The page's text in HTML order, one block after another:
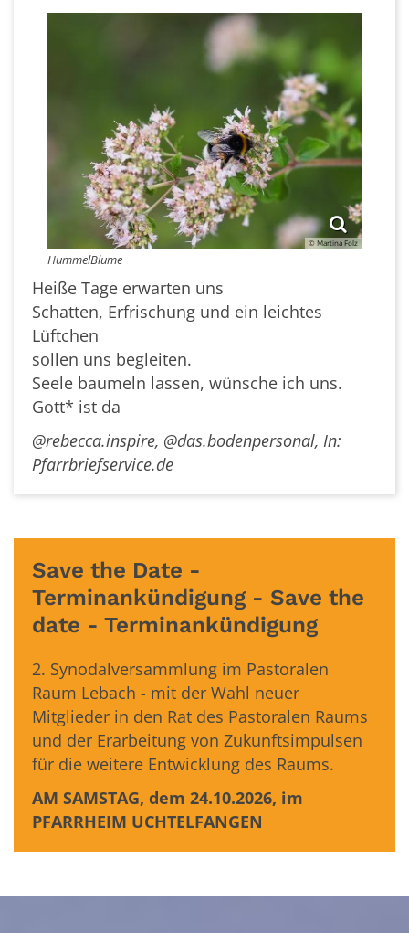
© Martina Folz
HummelBlume
Heiße Tage erwarten uns
Schatten, Erfrischung und ein leichtes
Lüftchen
sollen uns begleiten.
Seele baumeln lassen, wünsche ich uns.
Gott* ist da
@rebecca.inspire, @das.bodenpersonal, In:
Pfarrbriefservice.de
Save the Date -
Terminankündigung - Save the
date - Terminankündigung
2. Synodalversammlung im Pastoralen
Raum Lebach - mit der Wahl neuer
Mitglieder in den Rat des Pastoralen Raums
und der Erarbeitung von Zukunftsimpulsen
für die weitere Entwicklung des Raums.
AM SAMSTAG, dem 24.10.2026, im
PFARRHEIM UCHTELFANGEN